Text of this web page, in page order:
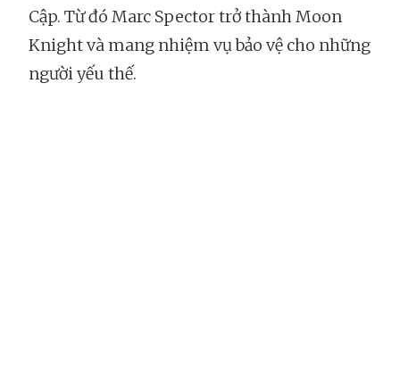
Cập. Từ đó Marc Spector trở thành Moon
Knight và mang nhiệm vụ bảo vệ cho những
người yếu thế.